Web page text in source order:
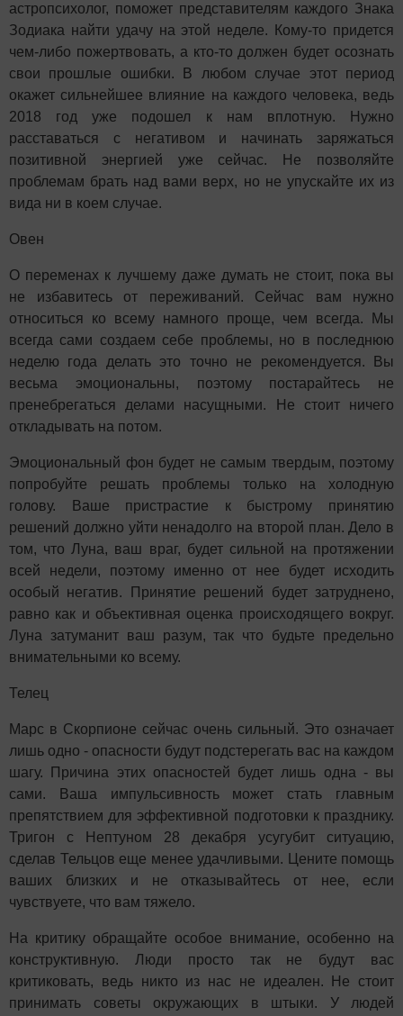
астропсихолог, поможет представителям каждого Знака
Зодиака найти удачу на этой неделе. Кому-то придется
чем-либо пожертвовать, а кто-то должен будет осознать
свои прошлые ошибки. В любом случае этот период
окажет сильнейшее влияние на каждого человека, ведь
2018 год уже подошел к нам вплотную. Нужно
расставаться с негативом и начинать заряжаться
позитивной энергией уже сейчас. Не позволяйте
проблемам брать над вами верх, но не упускайте их из
вида ни в коем случае.
Овен
О переменах к лучшему даже думать не стоит, пока вы
не избавитесь от переживаний. Сейчас вам нужно
относиться ко всему намного проще, чем всегда. Мы
всегда сами создаем себе проблемы, но в последнюю
неделю года делать это точно не рекомендуется. Вы
весьма эмоциональны, поэтому постарайтесь не
пренебрегаться делами насущными. Не стоит ничего
откладывать на потом.
Эмоциональный фон будет не самым твердым, поэтому
попробуйте решать проблемы только на холодную
голову. Ваше пристрастие к быстрому принятию
решений должно уйти ненадолго на второй план. Дело в
том, что Луна, ваш враг, будет сильной на протяжении
всей недели, поэтому именно от нее будет исходить
особый негатив. Принятие решений будет затруднено,
равно как и объективная оценка происходящего вокруг.
Луна затуманит ваш разум, так что будьте предельно
внимательными ко всему.
Телец
Марс в Скорпионе сейчас очень сильный. Это означает
лишь одно - опасности будут подстерегать вас на каждом
шагу. Причина этих опасностей будет лишь одна - вы
сами. Ваша импульсивность может стать главным
препятствием для эффективной подготовки к празднику.
Тригон с Нептуном 28 декабря усугубит ситуацию,
сделав Тельцов еще менее удачливыми. Цените помощь
ваших близких и не отказывайтесь от нее, если
чувствуете, что вам тяжело.
На критику обращайте особое внимание, особенно на
конструктивную. Люди просто так не будут вас
критиковать, ведь никто из нас не идеален. Не стоит
принимать советы окружающих в штыки. У людей